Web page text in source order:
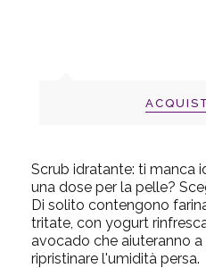
Scrub idratante: ti manca
una dose per la pelle?
Di solito contengono
tritate, con yogurt
avocado che aiuteranno a
ripristinare l'umidità persa.